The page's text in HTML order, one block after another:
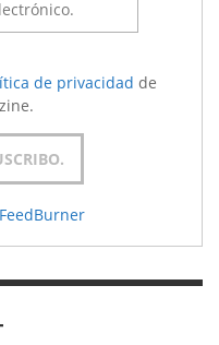
de privacidad de
FeedBurner